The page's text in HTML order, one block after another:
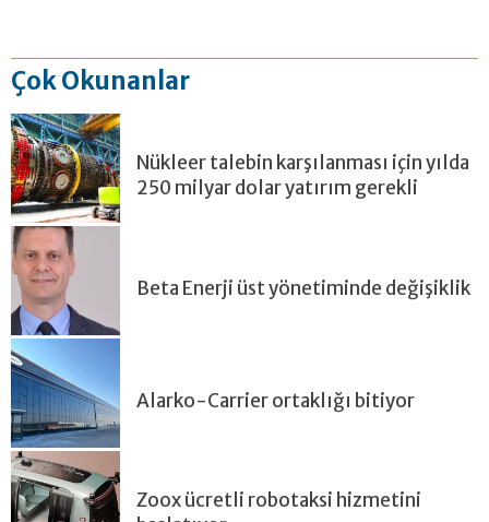
Çok Okunanlar
Nükleer talebin karşılanması için yılda
250 milyar dolar yatırım gerekli
Beta Enerji üst yönetiminde değişiklik
Alarko-Carrier ortaklığı bitiyor
Zoox ücretli robotaksi hizmetini